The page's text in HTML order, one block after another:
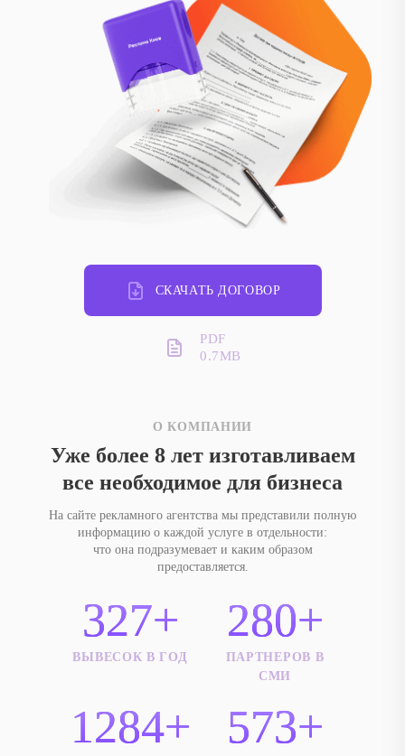
СКАЧАТЬ ДОГОВОР
PDF
0.7MB
О КОМПАНИИ
Уже более 8 лет изготавливаем
все необходимое для бизнеса
На сайте рекламного агентства мы представили полную
информацию о каждой услуге в отдельности:
что она подразумевает и каким образом
предоставляется.
327+
ВЫВЕСОК В ГОД
280+
ПАРТНЕРОВ В
СМИ
1284+ 573+